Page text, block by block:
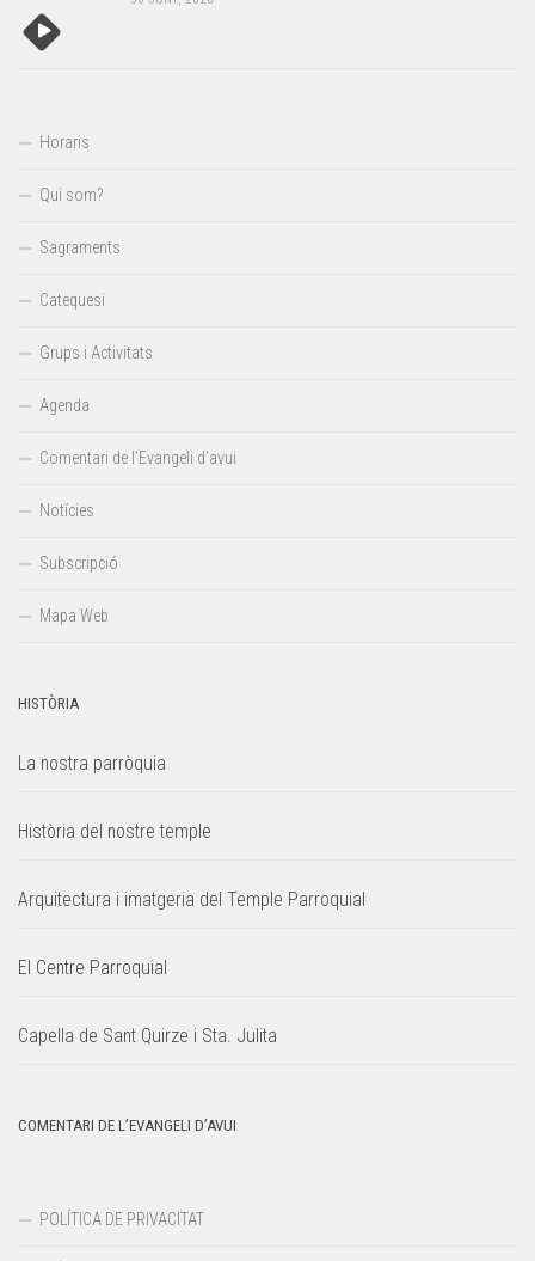
Horaris
Qui som?
Sagraments
Catequesi
Grups i Activitats
Agenda
Comentari de l’Evangeli d’avui
Notícies
Subscripció
Mapa Web
HISTÒRIA
La nostra parròquia
Història del nostre temple
Arquitectura i imatgeria del Temple Parroquial
El Centre Parroquial
Capella de Sant Quirze i Sta. Julita
COMENTARI DE L’EVANGELI D’AVUI
POLÍTICA DE PRIVACITAT